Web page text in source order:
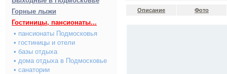
Горные лыжи
Гостиницы, пансионаты...
• пансионаты Подмосковья
• гостиницы и отели
• базы отдыха
• дома отдыха в Подмосковье
• санатории
Описание Фото